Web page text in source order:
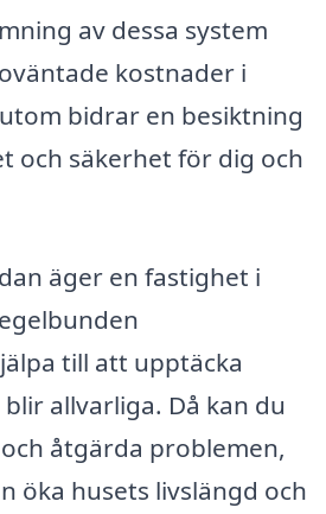
av dessa system
kostnader i
bidrar en besiktning
och säkerhet för dig och
äger en fastighet i
till att upptäcka
allvarliga. Då kan du
åtgärda problemen,
öka husets livslängd och